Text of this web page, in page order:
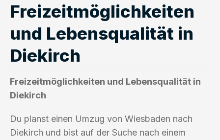
Freizeitmöglichkeiten
und Lebensqualität in
Diekirch
Freizeitmöglichkeiten und Lebensqualität in
Diekirch
Du planst einen Umzug von Wiesbaden nach
Diekirch und bist auf der Suche nach einem